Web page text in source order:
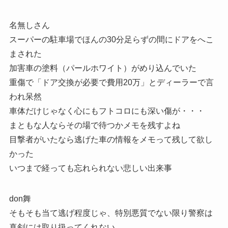
名無しさん
スーパーの駐車場でほんの30分足らずの間にドアをへこ
まされた
加害車の塗料（パールホワイト）がめり込んでいた
重傷で「ドア交換が必要で費用20万」とディーラーで言
われ呆然
車体だけじゃなく心にもフトコロにも深い傷が・・・
まともな人ならその場で待つかメモを残すよね
目撃者がいたなら逃げた車の情報をメモって残して欲し
かった
いつまで経っても忘れられない悲しい出来事
don舞
そもそも当て逃げ程度じゃ、特別悪質でない限り警察は